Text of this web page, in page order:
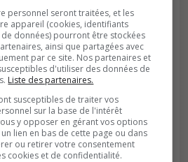
la communauté
= plus de joueurs
personnel seront traitées, et les
appareil (cookies, identifiants
données) pourront être stockées
ainsi que partagées avec
par ce site. Nos partenaires et
d'utiliser des données de
Liste des partenaires.
susceptibles de traiter vos
sur la base de l'intérêt
y opposer en gérant vos options
lien en bas de cette page ou dans
ou retirer votre consentement
cookies et de confidentialité.